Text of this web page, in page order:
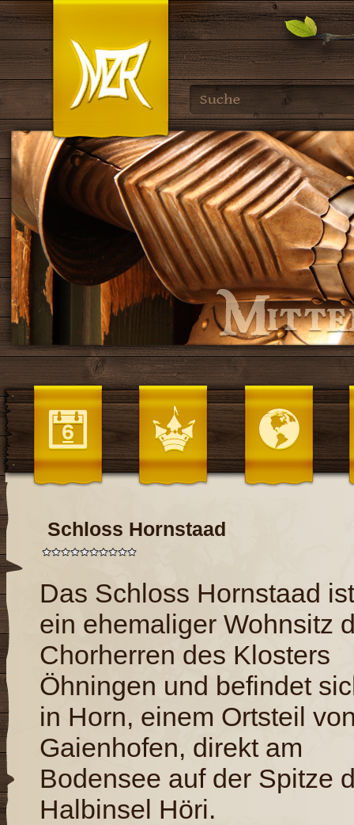
Schloss Hornstaad
Das Schloss Hornstaad ist
ein ehemaliger Wohnsitz
Chorherren des Klosters
Öhningen und befindet
in Horn, einem Ortsteil
Gaienhofen, direkt am
Bodensee auf der Spitze
Halbinsel Höri.